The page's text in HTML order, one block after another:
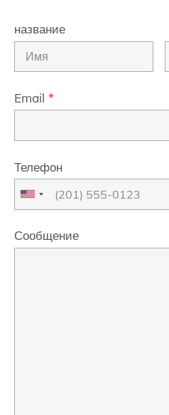
название
Email *
Телефон
Сообщение